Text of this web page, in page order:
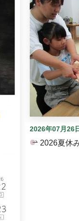
2026年07月26
2026夏休